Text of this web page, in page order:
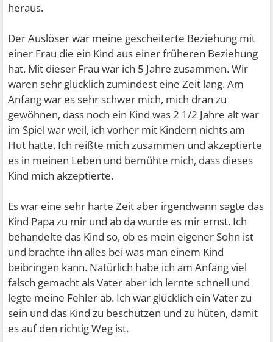
heraus.
Der Auslöser war meine gescheiterte Beziehung mit
einer Frau die ein Kind aus einer früheren Beziehung
hat. Mit dieser Frau war ich 5 Jahre zusammen. Wir
waren sehr glücklich zumindest eine Zeit lang. Am
Anfang war es sehr schwer mich, mich dran zu
gewöhnen, dass noch ein Kind was 2 1/2 Jahre alt war
im Spiel war weil, ich vorher mit Kindern nichts am
Hut hatte. Ich reißte mich zusammen und akzeptierte
es in meinen Leben und bemühte mich, dass dieses
Kind mich akzeptierte.
Es war eine sehr harte Zeit aber irgendwann sagte das
Kind Papa zu mir und ab da wurde es mir ernst. Ich
behandelte das Kind so, ob es mein eigener Sohn ist
und brachte ihn alles bei was man einem Kind
beibringen kann. Natürlich habe ich am Anfang viel
falsch gemacht als Vater aber ich lernte schnell und
legte meine Fehler ab. Ich war glücklich ein Vater zu
sein und das Kind zu beschützen und zu hüten, damit
es auf den richtig Weg ist.